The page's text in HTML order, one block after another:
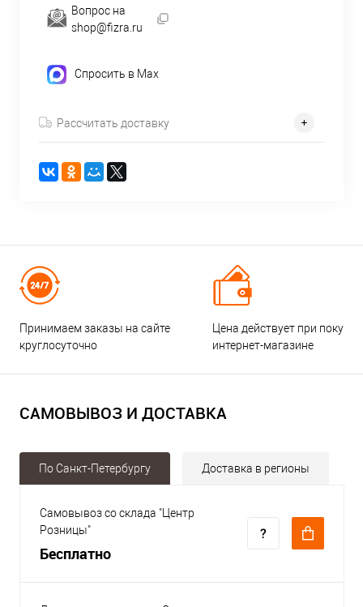
Вопрос на
shop@fizra.ru
Спросить в Max
Рассчитать доставку
Принимаем заказы на сайте
круглосуточно
Цена действует при
интернет-магазине
САМОВЫВОЗ И ДОСТАВКА
По Санкт-Петербургу Доставка в регионы
Самовывоз со склада "Центр
Розницы"
Бесплатно